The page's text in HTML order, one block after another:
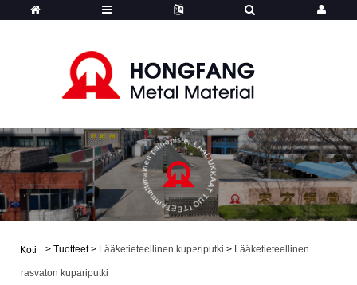
Ammattimainen painopiste, LAADUKKAAT TUOTTEET
Hongfang - Tuotteet
Koti > Tuotteet> Lääketieteellinen kupariputki > Lääketieteellinen
rasvaton kupariputki